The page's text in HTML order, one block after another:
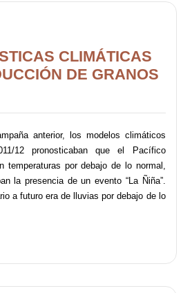
CLIMÁTICAS
DE GRANOS
anterior, los modelos climáticos
12 pronosticaban que el Pacífico
temperaturas por debajo de lo normal,
la presencia de un evento “La Ñiña”.
a futuro era de lluvias por debajo de lo